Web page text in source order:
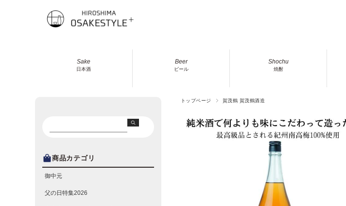
Sake
日本酒
Beer
ビール
Shochu
焼酎
トップページ 賀茂鶴 賀茂鶴酒造
商品カテゴリ
御中元
父の日特集2026